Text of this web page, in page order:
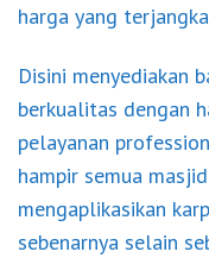
harga yang
Disini menyediakan
berkualitas dengan
pelayanan
hampir semua
mengaplikasikan
sebenarnya selain